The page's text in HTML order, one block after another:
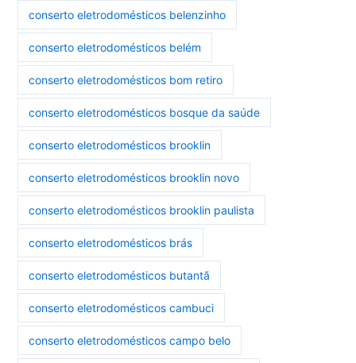
conserto eletrodomésticos belenzinho
conserto eletrodomésticos belém
conserto eletrodomésticos bom retiro
conserto eletrodomésticos bosque da saúde
conserto eletrodomésticos brooklin
conserto eletrodomésticos brooklin novo
conserto eletrodomésticos brooklin paulista
conserto eletrodomésticos brás
conserto eletrodomésticos butantã
conserto eletrodomésticos cambuci
conserto eletrodomésticos campo belo